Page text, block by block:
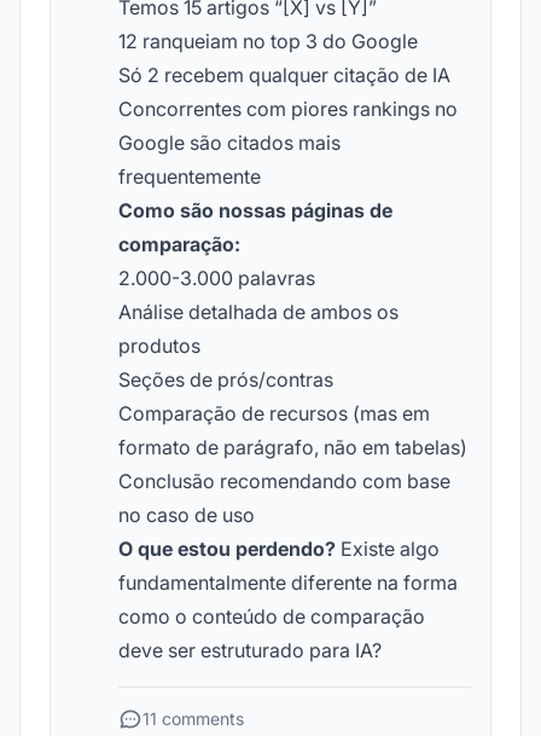
Temos 15 artigos “[X] vs [Y]”
12 ranqueiam no top 3 do Google
Só 2 recebem qualquer citação de IA
Concorrentes com piores rankings no
Google são citados mais
frequentemente
Como são nossas páginas de
comparação:
2.000-3.000 palavras
Análise detalhada de ambos os
produtos
Seções de prós/contras
Comparação de recursos (mas em
formato de parágrafo, não em tabelas)
Conclusão recomendando com base
no caso de uso
O que estou perdendo? Existe algo
fundamentalmente diferente na forma
como o conteúdo de comparação
deve ser estruturado para IA?
11 comments